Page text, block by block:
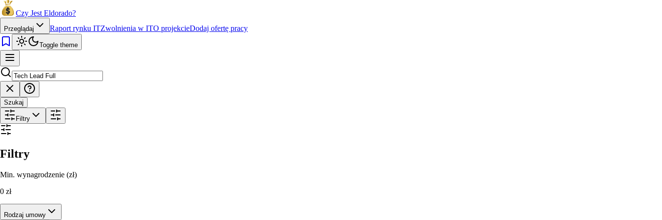
Czy Jest Eldorado?
Przeglądaj Raport rynku ITZwolnienia w ITO projekcieDodaj ofertę pracy
Toggle theme
Szukaj
Filtry
Filtry
Min. wynagrodzenie (zł)
0 zł
Rodzaj umowy